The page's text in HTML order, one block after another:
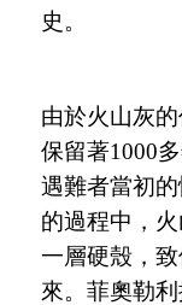
史。
由於火山灰
保留著1000
遇難者當初
的過程中，
一層硬殼，
來。菲奧勒